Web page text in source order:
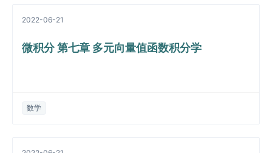
2022-06-21
微积分 第七章 多元向量值函数积分学
数学